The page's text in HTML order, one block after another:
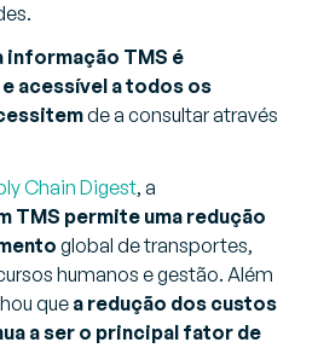
informação TMS é
acessível a todos os
de a consultar através
Chain Digest, a
TMS permite uma redução
global de transportes,
humanos e gestão. Além
quea redução dos custos
a ser o principal fator de